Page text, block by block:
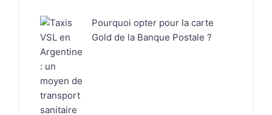
Pourquoi opter pour la carte
Gold de la Banque Postale ?